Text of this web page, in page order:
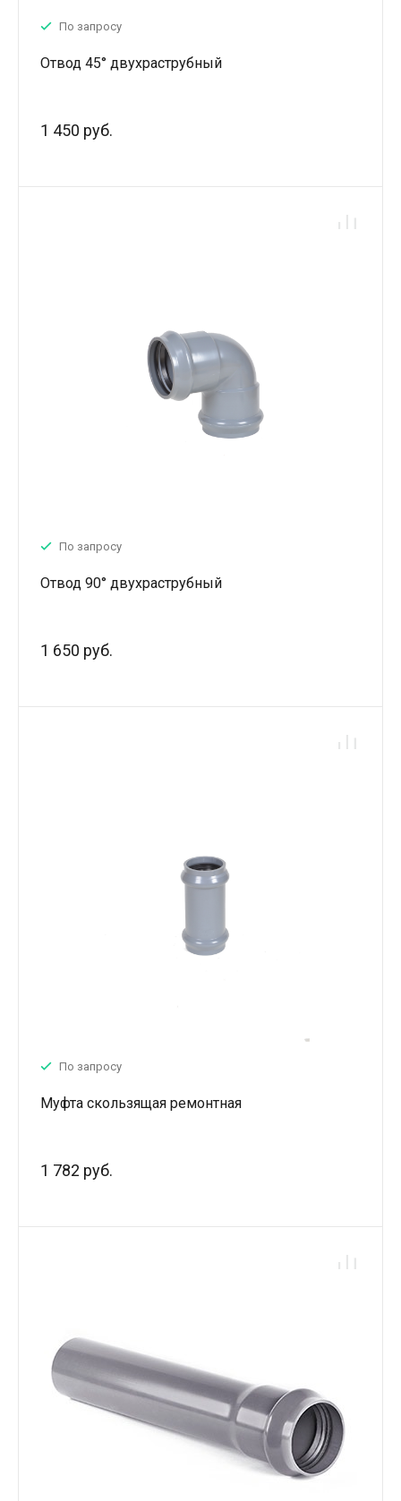
По запросу
Отвод 45° двухраструбный
1 450 руб.
По запросу
Отвод 90° двухраструбный
1 650 руб.
По запросу
Муфта скользящая ремонтная
1 782 руб.